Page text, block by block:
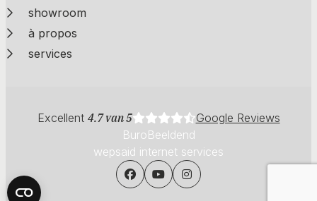
showroom
à propos
services
Excellent 4.7 van 5
Google Reviews
BuroBeeldend
wepsaid internet services